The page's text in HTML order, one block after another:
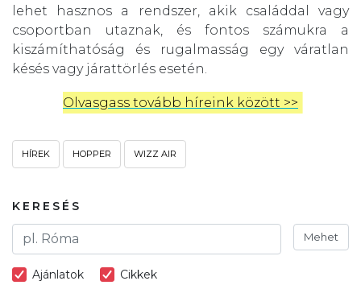
lehet hasznos a rendszer, akik családdal vagy
csoportban utaznak, és fontos számukra a
kiszámíthatóság és rugalmasság egy váratlan
késés vagy járattörlés esetén.
Olvasgass tovább híreink között >>
HÍREK HOPPER WIZZ AIR
KERESÉS
Mehet
Ajánlatok Cikkek